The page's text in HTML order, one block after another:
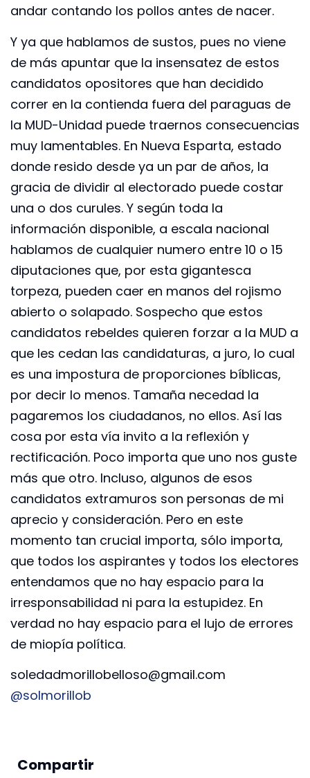
andar contando los pollos antes de nacer.
Y ya que hablamos de sustos, pues no viene
de más apuntar que la insensatez de estos
candidatos opositores que han decidido
correr en la contienda fuera del paraguas de
la MUD-Unidad puede traernos consecuencias
muy lamentables. En Nueva Esparta, estado
donde resido desde ya un par de años, la
gracia de dividir al electorado puede costar
una o dos curules. Y según toda la
información disponible, a escala nacional
hablamos de cualquier numero entre 10 o 15
diputaciones que, por esta gigantesca
torpeza, pueden caer en manos del rojismo
abierto o solapado. Sospecho que estos
candidatos rebeldes quieren forzar a la MUD a
que les cedan las candidaturas, a juro, lo cual
es una impostura de proporciones bíblicas,
por decir lo menos. Tamaña necedad la
pagaremos los ciudadanos, no ellos. Así las
cosa por esta vía invito a la reflexión y
rectificación. Poco importa que uno nos guste
más que otro. Incluso, algunos de esos
candidatos extramuros son personas de mi
aprecio y consideración. Pero en este
momento tan crucial importa, sólo importa,
que todos los aspirantes y todos los electores
entendamos que no hay espacio para la
irresponsabilidad ni para la estupidez. En
verdad no hay espacio para el lujo de errores
de miopía política.
soledadmorillobelloso@gmail.com
@solmorillob
Compartir